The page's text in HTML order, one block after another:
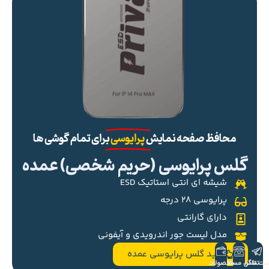
محافظ صفحه نمایشپرایوسیبرای تمام گوشی ها
گلس پرایوسی (حریم شخصی) عمده
شیشه ای انتی استاتیک ESD
پرایوسی ۲۸ درجه
دارای گارانتی
مدل لیست جور اندرویدی و آیفونی
خرید گلس پرایوسی عمده
تلگرام
تماس مستقیم
محصولات